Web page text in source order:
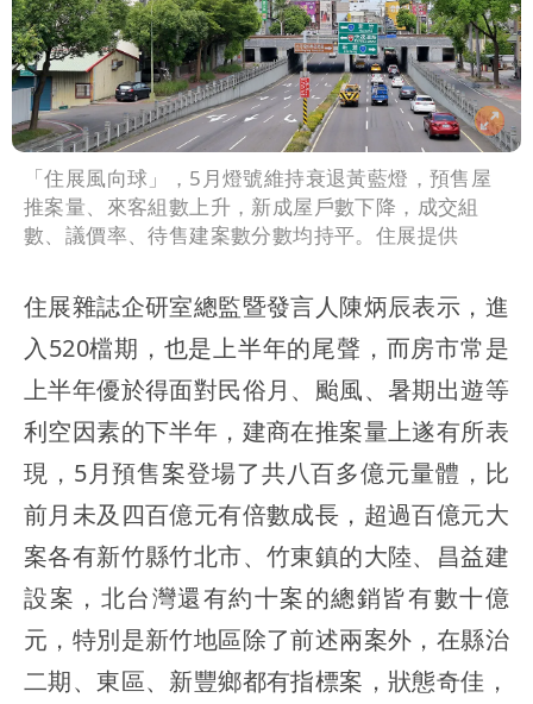
「住展風向球」，5月燈號維持衰退黃藍燈，預售屋
推案量、來客組數上升，新成屋戶數下降，成交組
數、議價率、待售建案數分數均持平。住展提供
住展雜誌企研室總監暨發言人陳炳辰表示，進
入520檔期，也是上半年的尾聲，而房市常是
上半年優於得面對民俗月、颱風、暑期出遊等
利空因素的下半年，建商在推案量上遂有所表
現，5月預售案登場了共八百多億元量體，比
前月未及四百億元有倍數成長，超過百億元大
案各有新竹縣竹北市、竹東鎮的大陸、昌益建
設案，北台灣還有約十案的總銷皆有數十億
元，特別是新竹地區除了前述兩案外，在縣治
二期、東區、新豐鄉都有指標案，狀態奇佳，